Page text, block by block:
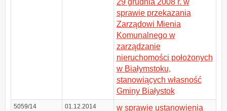
sprawie przekazania
Zarządowi Mienia
Komunalnego w
zarządzanie
nieruchomości położonych
w Białymstoku,
stanowiących własność
Gminy Białystok
5059/14 01.12.2014
w sprawie ustanowienia